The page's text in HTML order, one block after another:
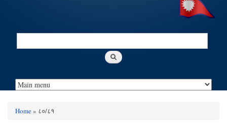
Search
Home» ८०/८१